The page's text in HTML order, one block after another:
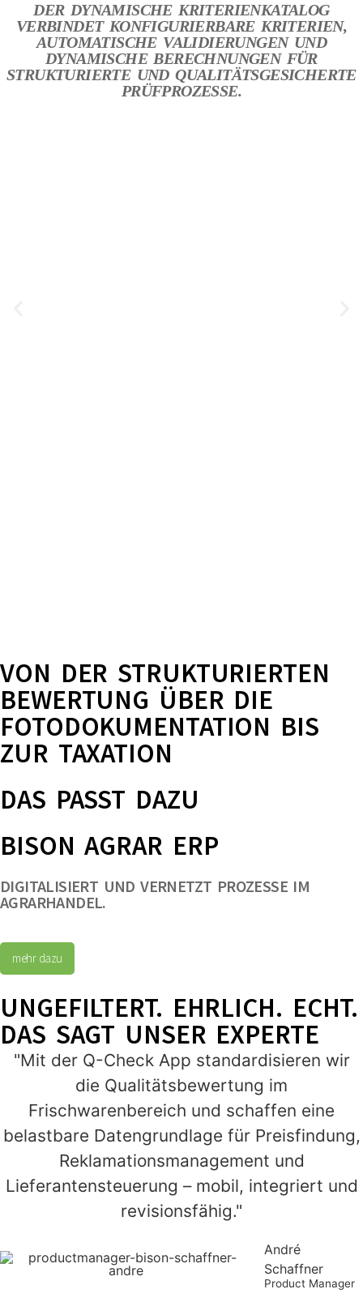
DER DYNAMISCHE KRITERIENKATALOG
VERBINDET KONFIGURIERBARE KRITERIEN,
AUTOMATISCHE VALIDIERUNGEN UND
DYNAMISCHE BERECHNUNGEN FÜR
STRUKTURIERTE UND QUALITÄTSGESICHERTE
PRÜFPROZESSE.
VON DER STRUKTURIERTEN
BEWERTUNG ÜBER DIE
FOTODOKUMENTATION BIS
ZUR TAXATION
DAS PASST DAZU
BISON AGRAR ERP
DIGITALISIERT UND VERNETZT PROZESSE IM
AGRARHANDEL.
mehr dazu
UNGEFILTERT. EHRLICH. ECHT.
DAS SAGT UNSER EXPERTE
"Mit der Q-Check App standardisieren wir
die Qualitätsbewertung im
Frischwarenbereich und schaffen eine
belastbare Datengrundlage für Preisfindung,
Reklamationsmanagement und
Lieferantensteuerung – mobil, integriert und
revisionsfähig."
André
Schaffner
Product Manager